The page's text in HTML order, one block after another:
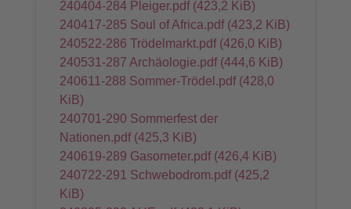
240404-284 Pleiger.pdf (423,2 KiB)
240417-285 Soul of Africa.pdf (423,2 KiB)
240522-286 Trödelmarkt.pdf (426,0 KiB)
240531-287 Archäologie.pdf (444,6 KiB)
240611-288 Sommer-Trödel.pdf (428,0
KiB)
240701-290 Sommerfest der
Nationen.pdf (425,3 KiB)
240619-289 Gasometer.pdf (426,4 KiB)
240722-291 Schwebodrom.pdf (425,2
KiB)